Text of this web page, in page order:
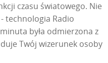
czasu światowego. Nie
technologia Radio
była odmierzona z
Twój wizerunek osoby